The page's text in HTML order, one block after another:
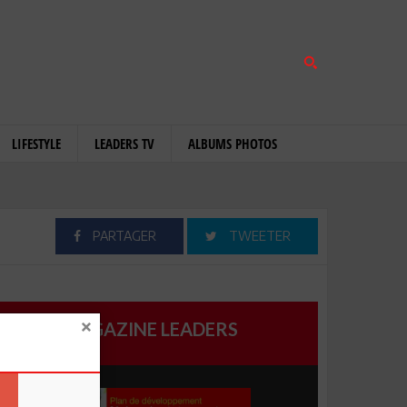
LIFESTYLE LEADERS TV ALBUMS PHOTOS
PARTAGER TWEETER
MAGAZINE LEADERS